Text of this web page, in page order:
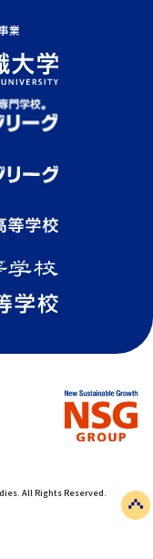
業
All Rights Reserved.